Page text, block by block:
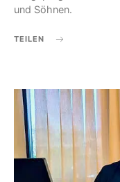
und Söhnen.
TEILEN